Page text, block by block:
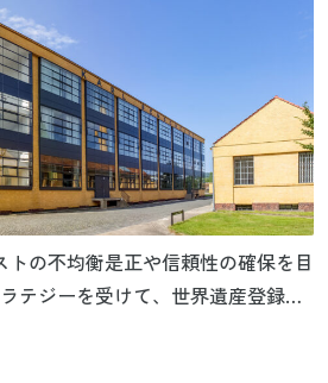
の不均衡是正や信頼性の確保を目
テジーを受けて、世界遺産登録は
ているところと、そうでもないと